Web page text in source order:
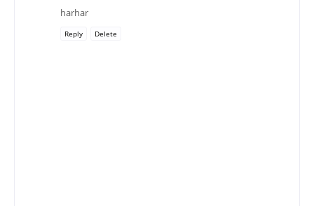
harhar
Reply Delete